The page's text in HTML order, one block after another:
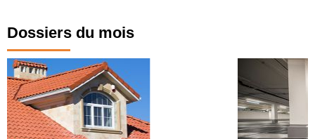
Dossiers du mois